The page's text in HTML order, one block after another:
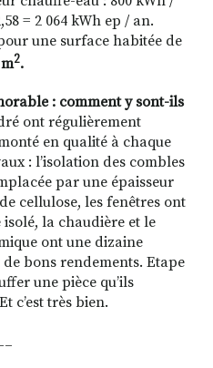
= 2 064 kWh ep / an.
une surface habitée de
2.
: comment y sont-ils
ont régulièrement
en qualité à chaque
: l’isolation des combles
par une épaisseur
cellulose, les fenêtres ont
la chaudière et le
ont une dizaine
de bons rendements. Etape
une pièce qu’ils
c’est très bien.